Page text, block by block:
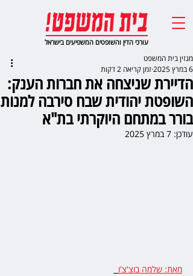
עורכי הדין והשופטים המשפיעים בישראל
הדיירת שניצחה את חברות הענק:
השופטת יהודית שבח סירבה למנות
בורר במתחם היוקרתי בת"א
מגזין בית המשפט
6 במרץ 2025
זמן קריאה 2 דקות
עודכן: 7 במרץ 2025
מאת: שלמה בוצ'צ'ו